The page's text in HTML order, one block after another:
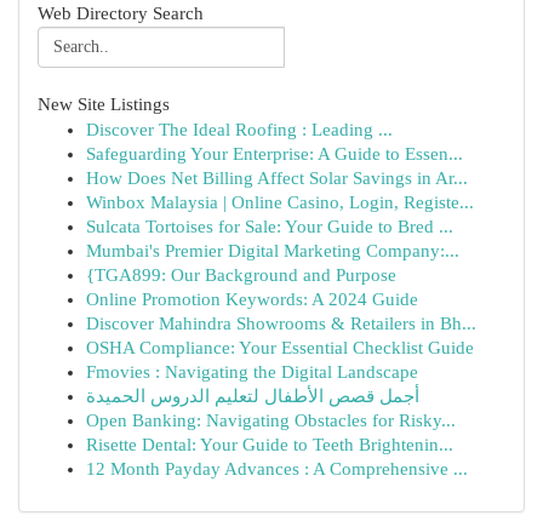
Web Directory Search
New Site Listings
Discover The Ideal Roofing : Leading ...
Safeguarding Your Enterprise: A Guide to Essen...
How Does Net Billing Affect Solar Savings in Ar...
Winbox Malaysia | Online Casino, Login, Registe...
Sulcata Tortoises for Sale: Your Guide to Bred ...
Mumbai's Premier Digital Marketing Company:...
{TGA899: Our Background and Purpose
Online Promotion Keywords: A 2024 Guide
Discover Mahindra Showrooms & Retailers in Bh...
OSHA Compliance: Your Essential Checklist Guide
Fmovies : Navigating the Digital Landscape
أجمل قصص الأطفال لتعليم الدروس الحميدة
Open Banking: Navigating Obstacles for Risky...
Risette Dental: Your Guide to Teeth Brightenin...
12 Month Payday Advances : A Comprehensive ...